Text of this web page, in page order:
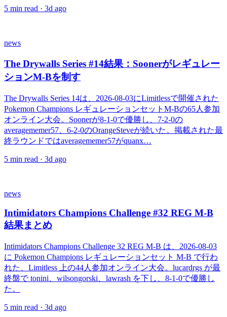
5 min read · 3d ago
news
The Drywalls Series #14結果：Soonerがレギュレー
ションM-Bを制す
The Drywalls Series 14は、2026-08-03にLimitlessで開催された
Pokemon Champions レギュレーションセットM-Bの65人参加
オンライン大会。Soonerが8-1-0で優勝し、7-2-0の
averagememer57、6-2-0のOrangeSteveが続いた。掲載された最
終ラウンドではaveragememer57がquanx…
5 min read · 3d ago
news
Intimidators Champions Challenge #32 REG M-B
結果まとめ
Intimidators Champions Challenge 32 REG M-B は、2026-08-03
に Pokemon Champions レギュレーションセット M-B で行わ
れた、Limitless 上の44人参加オンライン大会。lucardrgs が最
終盤で tonini、wilsongorski、lawrash を下し、8-1-0で優勝し
た。
5 min read · 3d ago